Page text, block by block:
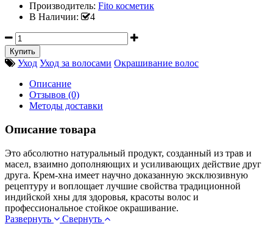
Производитель: Fito косметик
В Наличии:
4
Уход Уход за волосами Окрашивание волос
Описание
Отзывов (0)
Методы доставки
Описание товара
Это абсолютно натуральный продукт, созданный из трав и
масел, взаимно дополняющих и усиливающих действие друг
друга. Крем-хна имеет научно доказанную эксклюзивную
рецептуру и воплощает лучшие свойства традиционной
индийской хны для здоровья, красоты волос и
профессиональное стойкое окрашивание.
Развернуть
Свернуть